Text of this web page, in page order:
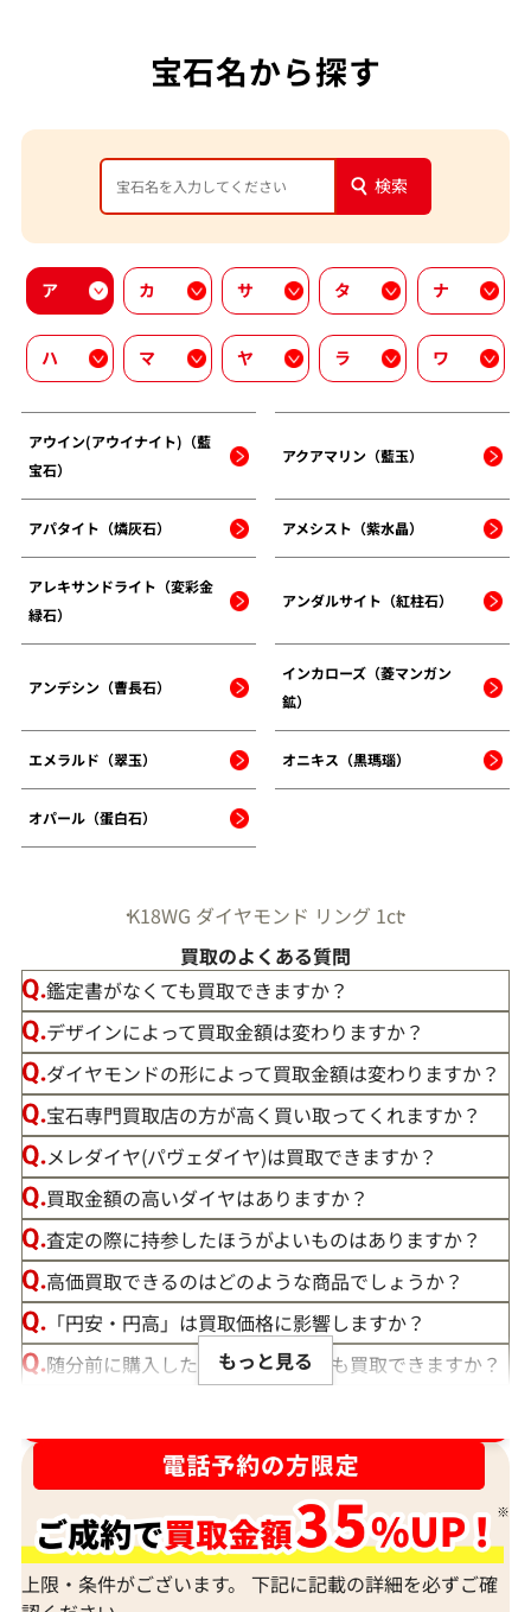
宝石名から探す
検索
ア カ サ タ ナ
ハ マ ヤ ラ ワ
アウイン(アウイナイト)（藍
宝石）
アクアマリン（藍玉）
アパタイト（燐灰石） アメシスト（紫水晶）
アレキサンドライト（変彩金
緑石）
アンダルサイト（紅柱石）
アンデシン（曹長石）
インカローズ（菱マンガン
鉱）
エメラルド（翠玉） オニキス（黒瑪瑙）
オパール（蛋白石）
K18WG ダイヤモンド リング 1ct
買取のよくある質問
鑑定書がなくても買取できますか？
デザインによって買取金額は変わりますか？
ダイヤモンドの形によって買取金額は変わりますか？
宝石専門買取店の方が高く買い取ってくれますか？
メレダイヤ(パヴェダイヤ)は買取できますか？
買取金額の高いダイヤはありますか？
査定の際に持参したほうがよいものはありますか？
高価買取できるのはどのような商品でしょうか？
「円安・円高」は買取価格に影響しますか？
随分前に購入したダイヤモンドでも買取できますか？
宝石の大きさは買取価格に影響する？
ダイヤモンドの買取価格には、どんなことが影響しま
すか？
身分証明書がなぜ必要？
もっと見る
上限・条件がございます。 下記に記載の詳細を必ずご確